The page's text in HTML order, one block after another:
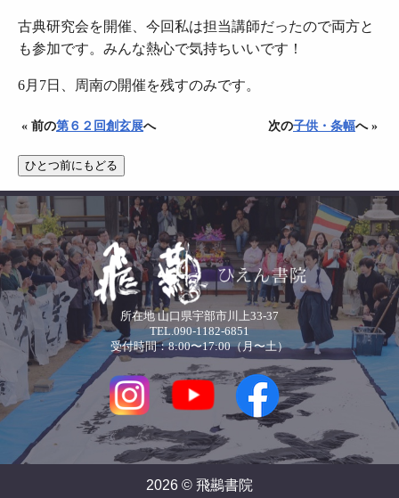
古典研究会を開催、今回私は担当講師だったので両方と
も参加です。みんな熱心で気持ちいいです！
6月7日、周南の開催を残すのみです。
« 前の第６２回創玄展へ 次の子供・条幅へ »
所在地 山口県宇部市川上33-37
TEL.090-1182-6851
受付時間：8:00〜17:00（月〜土）
2026 © 飛䴏書院